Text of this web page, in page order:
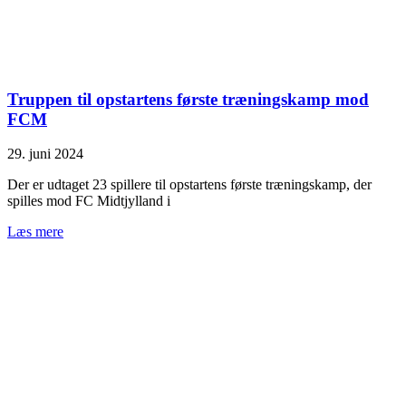
Truppen til opstartens første træningskamp mod
FCM
29. juni 2024
Der er udtaget 23 spillere til opstartens første træningskamp, der
spilles mod FC Midtjylland i
Læs mere